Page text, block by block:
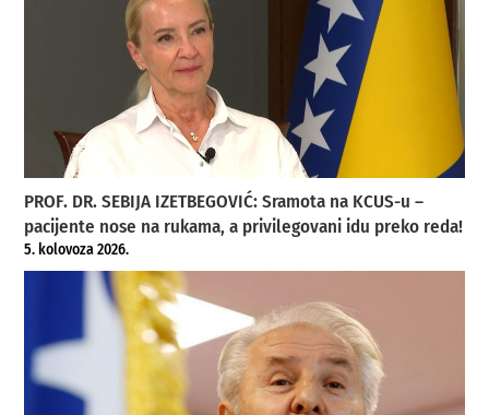
PROF. DR. SEBIJA IZETBEGOVIĆ: Sramota na KCUS-u –
pacijente nose na rukama, a privilegovani idu preko reda!
5. kolovoza 2026.